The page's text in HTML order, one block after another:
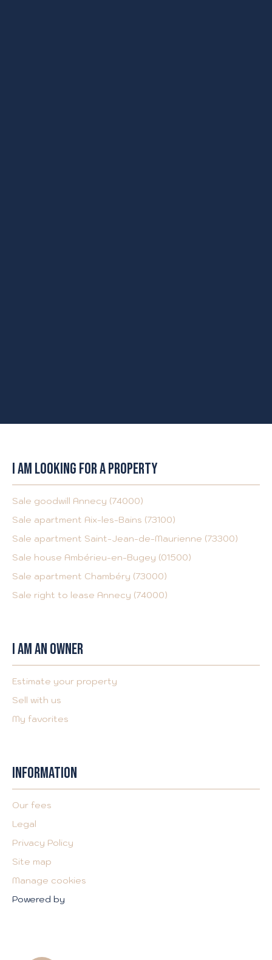
I AM LOOKING FOR A PROPERTY
Sale goodwill Annecy (74000)
Sale apartment Aix-les-Bains (73100)
Sale apartment Saint-Jean-de-Maurienne (73300)
Sale house Ambérieu-en-Bugey (01500)
Sale apartment Chambéry (73000)
Sale right to lease Annecy (74000)
I AM AN OWNER
Estimate your property
Sell with us
My favorites
INFORMATION
Our fees
Legal
Privacy Policy
Site map
Manage cookies
Powered by